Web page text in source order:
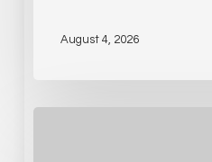
August 4, 2026